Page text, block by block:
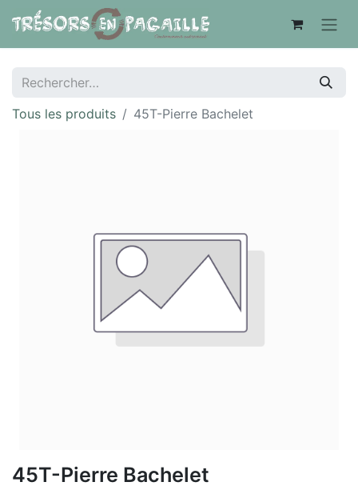
Tous les produits 45T-Pierre Bachelet
45T-Pierre Bachelet